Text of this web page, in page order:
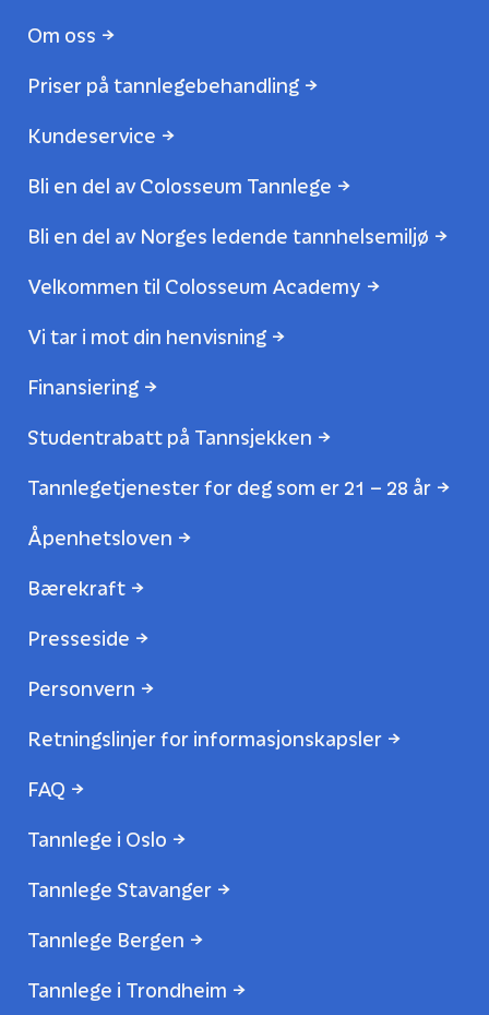
Om oss
Priser på tannlegebehandling
Kundeservice
Bli en del av Colosseum Tannlege
Bli en del av Norges ledende tannhelsemiljø
Velkommen til Colosseum Academy
Vi tar i mot din henvisning
Finansiering
Studentrabatt på Tannsjekken
Tannlegetjenester for deg som er 21 – 28 år
Åpenhetsloven
Bærekraft
Presseside
Personvern
Retningslinjer for informasjonskapsler
FAQ
Tannlege i Oslo
Tannlege Stavanger
Tannlege Bergen
Tannlege i Trondheim